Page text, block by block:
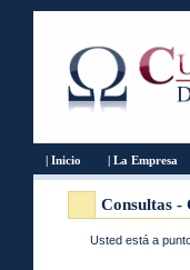
| Inicio | La Empresa
Consultas
Usted está a